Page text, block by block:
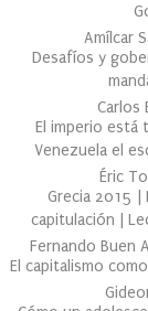
Amílcar
Desafíos y
Carlos
El imperio está
Venezuela el
Éric
Grecia 2015 |
capitulación |
Fernando Buen
El capitalismo